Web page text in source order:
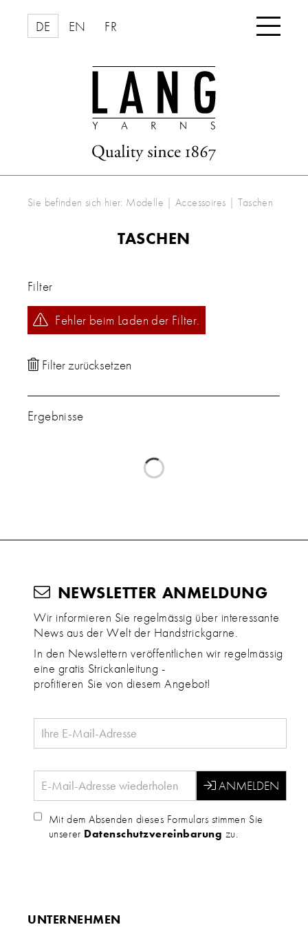
DE EN FR 
Sie befinden sich hier: Modelle |Accessoires | Taschen
TASCHEN
Filter
Fehler beim Laden der Filter.
Ergebnisse
NEWSLETTER ANMELDUNG
Wir informieren Sie regelmässig über interessante
News aus der Welt der Handstrickgarne.
In den Newslettern veröffentlichen wir regelmässig
eine gratis Strickanleitung -
profitieren Sie von diesem Angebot!
Mit dem Absenden dieses Formulars stimmen Sie
unserer Datenschutzvereinbarung zu.
UNTERNEHMEN